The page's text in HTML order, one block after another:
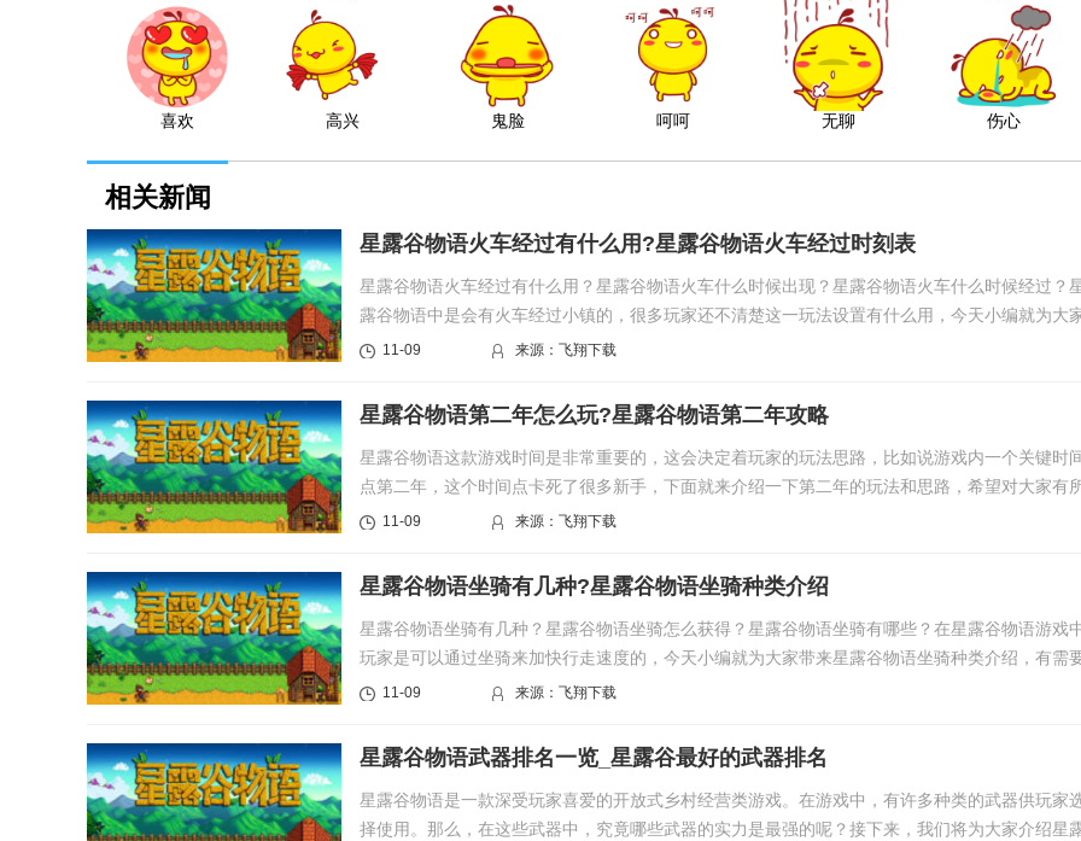
喜欢 高兴 鬼脸 呵呵 无聊 伤心
相关新闻
星露谷物语火车经过有什么用?星露谷物语火车经过时刻表
星露谷物语火车经过有什么用？星露谷物语火车什么时候出现？星露谷物语火车什么时候经过？
露谷物语中是会有火车经过小镇的，很多玩家还不清楚这一玩法设置有什么用，今天小编就为大
带来星露...
11-09 来源：飞翔下载
星露谷物语第二年怎么玩?星露谷物语第二年攻略
星露谷物语这款游戏时间是非常重要的，这会决定着玩家的玩法思路，比如说游戏内一个关键时
点第二年，这个时间点卡死了很多新手，下面就来介绍一下第二年的玩法和思路，希望对大家有
帮助！...
11-09 来源：飞翔下载
星露谷物语坐骑有几种?星露谷物语坐骑种类介绍
星露谷物语坐骑有几种？星露谷物语坐骑怎么获得？星露谷物语坐骑有哪些？在星露谷物语游戏
玩家是可以通过坐骑来加快行走速度的，今天小编就为大家带来星露谷物语坐骑种类介绍，有需
的用户可...
11-09 来源：飞翔下载
星露谷物语武器排名一览_星露谷最好的武器排名
星露谷物语是一款深受玩家喜爱的开放式乡村经营类游戏。在游戏中，有许多种类的武器供玩家
择使用。那么，在这些武器中，究竟哪些武器的实力是最强的呢？接下来，我们将为大家介绍星